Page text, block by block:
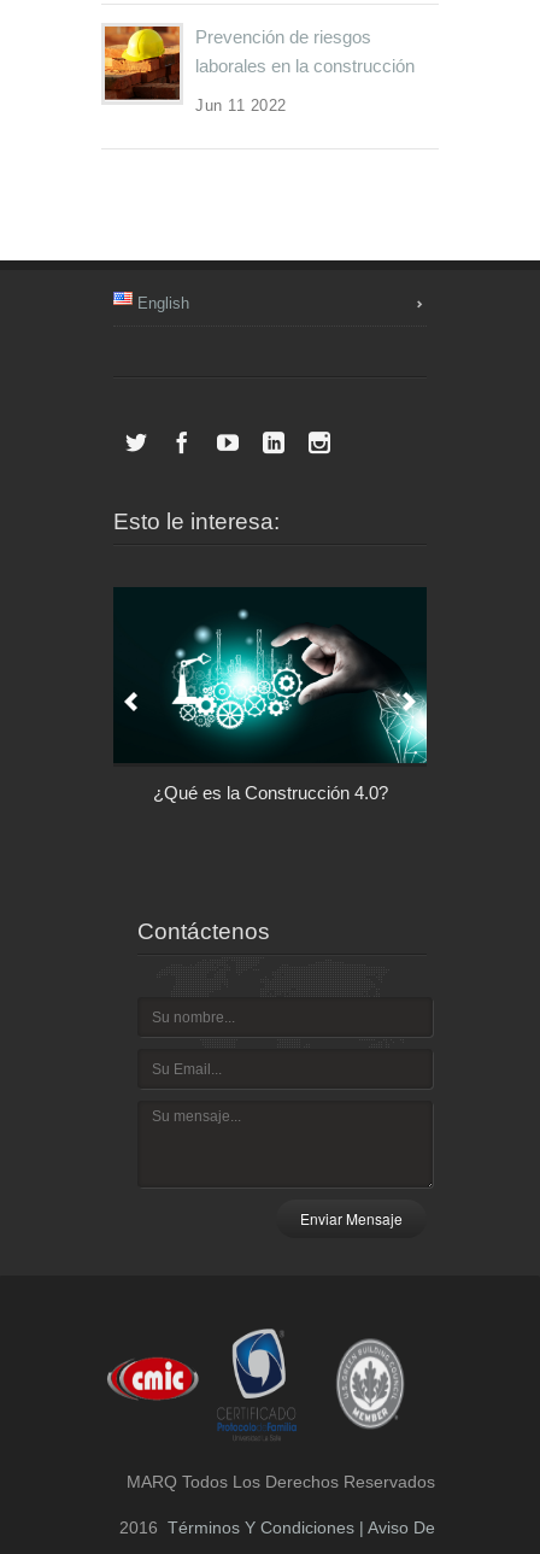
Prevención de riesgos
laborales en la construcción
Jun 11 2022
English
Esto le interesa:
¿Qué es la Construcción 4.0?
Contáctenos
Enviar Mensaje
MARQ Todos Los Derechos Reservados
2016 Términos Y Condiciones | Aviso De